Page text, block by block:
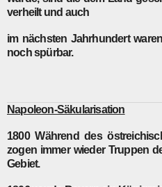
verheilt und auch
im nächsten Jahrhundert
noch spürbar.
Napoleon-Säkularisation
1800Während des
zogen immer wieder Truppen
Gebiet.